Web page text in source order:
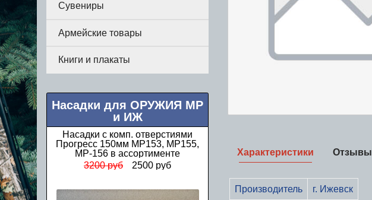
Характеристики
Производитель г. Ижевск
Отзывы
Сувениры
Армейские товары
Книги и плакаты
Насадки для ОРУЖИЯ МР
и ИЖ
Насадки с комп. отверстиями
Прогресс 150мм МР153, МР155,
МР-156 в ассортименте
3200 руб
2500 руб